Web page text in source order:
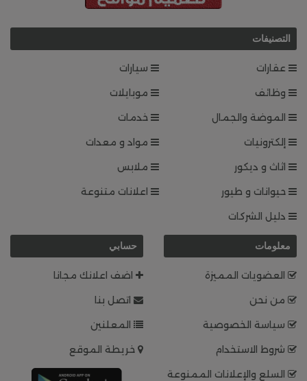
التصنيفات
عقارات
سيارات
وظائف
موبايلات
الموضة والجمال
خدمات
إلكترونيات
مواد و معدات
اثاث و ديكور
ملابس
حيوانات و طيور
اعلانات متنوعة
دليل الشركات
معلومات
العضويات المميزة
من نحن
سياسة الخصوصية
شروط الاستخدام
السلع والإعلانات الممنوعة
حسابي
اضف اعلانك مجانا
اتصل بنا
المعلنين
خريطة الموقع